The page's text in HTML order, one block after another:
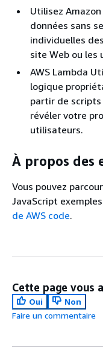
Utilisez
données sans
individuelles
site Web ou
AWS Lambda
logique
partir de
révéler votre
utilisateurs.
À propos des
Vous pouvez
JavaScript
de AWS code.
Cette page vous
Oui
Non
Faire un commentaire